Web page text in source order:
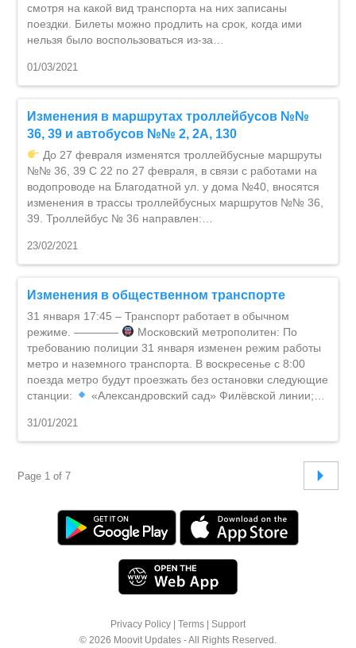
смотря на какой вид транспорта на них записаны
поездки. Билеты можно продлить на срок, когда ими
нельзя было воспользоваться из-за…
01/03/2021
Изменения в маршрутах троллейбусов №№
36, 39 и автобусов №№ 2, 2А, 130
До 27 февраля изменятся троллейбусные маршруты
№№ 36, 39 С 22 по 27 февраля, в связи с работами на
водопроводе на Благодатной ул. у дома №40, вносятся
изменения в трассы троллейбусных маршрутов №№ 36,
39. Троллейбус № 36 направлен:…
23/02/2021
Изменения в общественном транспорте
31 января 17:45 – Транспорт работает в обычном
режиме. ————
Московский метрополитен: По
требованию полиции 31 января изменен режим работы
метро и наземного транспорта. В воскресенье с 8:00
поезда метро будут проезжать без остановки следующие
станции:
«Александровский сад» Филёвской линии;…
31/01/2021
Page 1 of 7
Privacy Policy Terms
Support
© 2026 Moovit Updates - All Rights Reserved.